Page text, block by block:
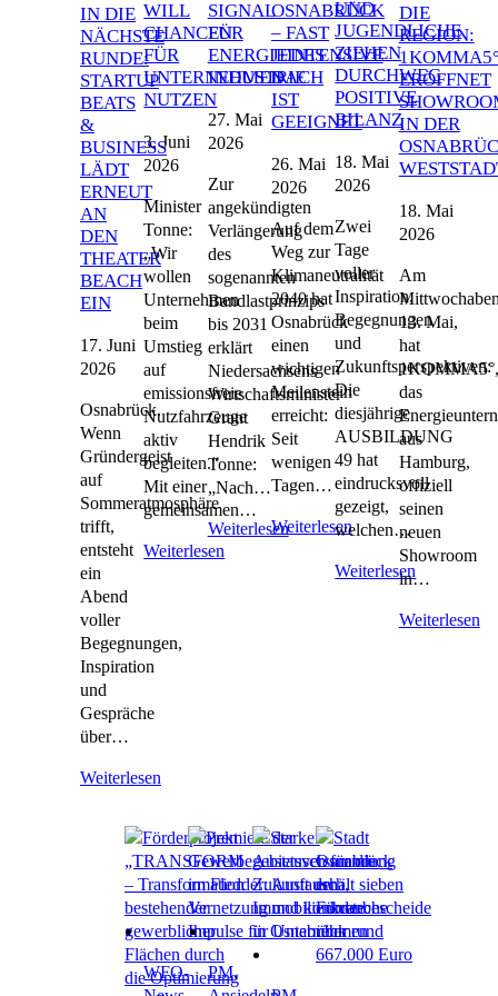
IN DIE
NÄCHSTE
RUNDE:
STARTUP
BEATS
&
BUSINESS
LÄDT
ERNEUT
AN
DEN
THEATER
BEACH
EIN
17. Juni
2026
Osnabrück.
Wenn
Gründergeist
auf
Sommeratmosphäre
trifft,
entsteht
ein
Abend
voller
Begegnungen,
Inspiration
und
Gespräche
über…
Weiterlesen
WILL
CHANCEN
FÜR
UNTERNEHMEN
NUTZEN
3. Juni
2026
Minister
Tonne:
„Wir
wollen
Unternehmen
beim
Umstieg
auf
emissionsfreie
Nutzfahrzeuge
aktiv
begleiten.“
Mit einer
gemeinsamen…
Weiterlesen
SIGNAL
FÜR
ENERGIEINTENSIVE
INDUSTRIE
27. Mai
2026
Zur
angekündigten
Verlängerung
des
sogenannten
Bandlastprinzips
bis 2031
erklärt
Niedersachsens
Wirtschaftsminister
Grant
Hendrik
Tonne:
„Nach…
Weiterlesen
OSNABRÜCK
– FAST
JEDES
DACH
IST
GEEIGNET
26. Mai
2026
Auf dem
Weg zur
Klimaneutralität
2040 hat
Osnabrück
einen
wichtigen
Meilenstein
erreicht:
Seit
wenigen
Tagen…
Weiterlesen
ND J
UGENDLICHE Z
IEHEN D
URCHWEG P
OSITIVE B
ILANZ
18. Mai
2026
Zwei
Tage
voller
Inspiration,
Begegnungen
und
Zukunftsperspektiven:
Die
diesjährige
AUSBILDUNG
49 hat
eindrucksvoll
gezeigt,
welchen…
Weiterlesen
DIE
REGION:
ERÖFFNET
IN DER
18. Mai
2026
Am
13. Mai,
hat
1KOMMA5°,
das
aus
Hamburg,
offiziell
seinen
neuen
Showroom
in…
Weiterlesen
WFO-
PM,